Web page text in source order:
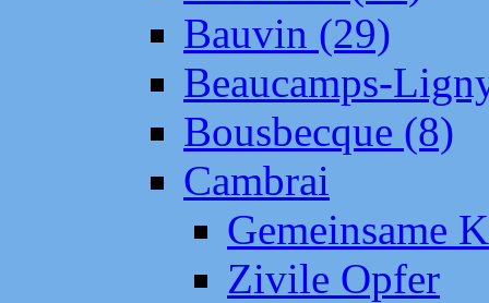
Bauvin (29)
Beaucamps-
Bousbecque (8)
Cambrai
Gemeinsame
Zivile Opfer